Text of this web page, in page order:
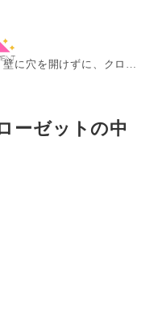
壁に穴を開けずに、クローゼットの中にライトをつける方法
ーゼットの中